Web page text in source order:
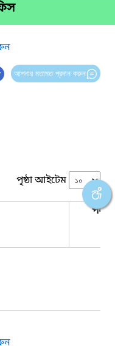
আপনার মতামত প্রদান করুন
পৃষ্ঠা আইটেম
পদবি